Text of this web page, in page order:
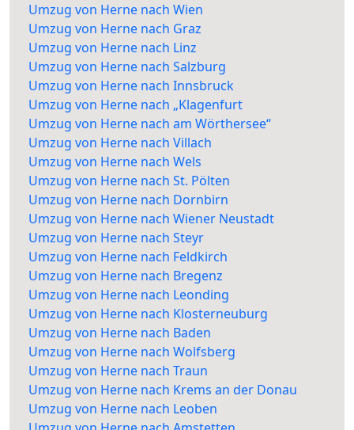
Umzug von Herne nach Wien
Umzug von Herne nach Graz
Umzug von Herne nach Linz
Umzug von Herne nach Salzburg
Umzug von Herne nach Innsbruck
Umzug von Herne nach „Klagenfurt
Umzug von Herne nach am Wörthersee“
Umzug von Herne nach Villach
Umzug von Herne nach Wels
Umzug von Herne nach St. Pölten
Umzug von Herne nach Dornbirn
Umzug von Herne nach Wiener Neustadt
Umzug von Herne nach Steyr
Umzug von Herne nach Feldkirch
Umzug von Herne nach Bregenz
Umzug von Herne nach Leonding
Umzug von Herne nach Klosterneuburg
Umzug von Herne nach Baden
Umzug von Herne nach Wolfsberg
Umzug von Herne nach Traun
Umzug von Herne nach Krems an der Donau
Umzug von Herne nach Leoben